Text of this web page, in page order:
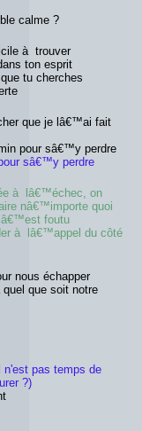
calme ?
à trouver
ton esprit
tu cherches
que je lâ€™ai fait
pour sâ€™y perdre
sâ€™y perdre
à lâ€™échec, on
nâ€™importe quoi
foutu
à lâ€™appel du côté
nous échapper
que soit notre
n'est pas temps de
?)